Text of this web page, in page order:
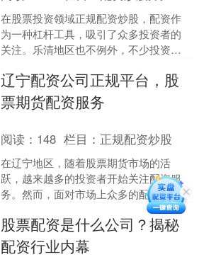
在股票投资领域正规配资炒股，配资作
为一种杠杆工具，吸引了众多投资者的
关注。乐清地区也不例外，不少投资者
场上众多的配资公司，如何....
辽宁配资公司正规平台，股
票期货配资服务
阅读： 148 栏目： 正规配资炒股
在辽宁地区，随着股票期货市场的活
跃，越来越多的投资者开始关注配资服
务。然而，面对市场上众多的配资公
司，如何选择一个正规、安全的平台成
为投资者最关心的问题。本文将....
股票配资是什么公司？揭秘
配资行业内幕